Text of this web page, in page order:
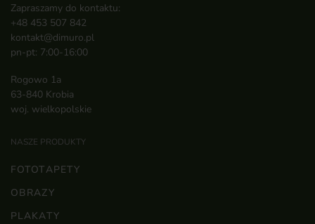
Zapraszamy do kontaktu:
+48 453 507 842
kontakt@dimuro.pl
pn-pt: 7:00-16:00
Rogowo 1a
63-840 Krobia
woj. wielkopolskie
NASZE PRODUKTY
FOTOTAPETY
OBRAZY
PLAKATY